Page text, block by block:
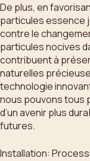
De plus, en
particules essence
contre le
particules nocives
contribuent à
naturelles
technologie
nous pouvons tous
d’un avenir plus
futures.
Installation: